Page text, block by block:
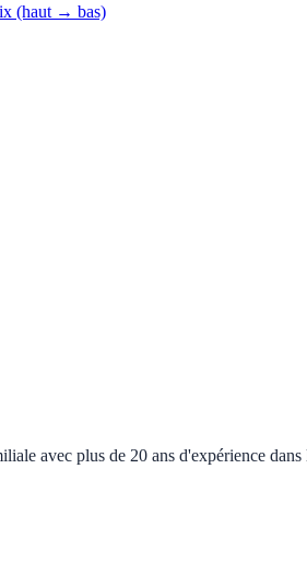
(haut → bas)
avec plus de 20 ans d'expérience